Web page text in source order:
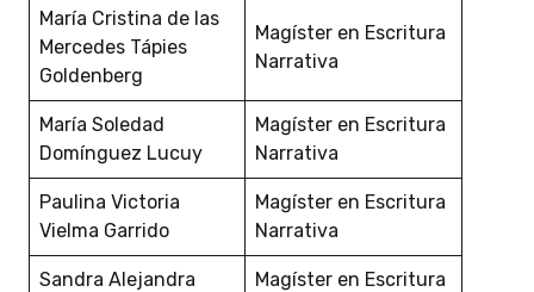
María Cristina de las
Mercedes Tápies
Goldenberg
Magíster en Escritura
Narrativa
María Soledad
Domínguez Lucuy
Magíster en Escritura
Narrativa
Paulina Victoria
Vielma Garrido
Magíster en Escritura
Narrativa
Sandra Alejandra
Magíster en Escritura